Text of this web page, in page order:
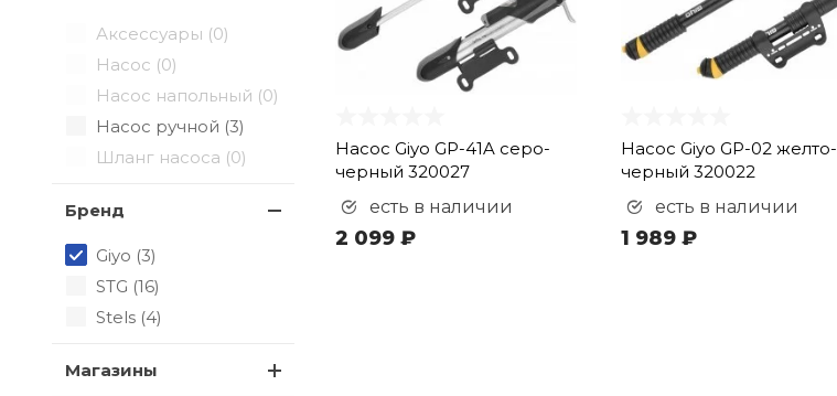
Аксессуары (0)
Насос (0)
Насос напольный (0)
Насос ручной (3)
Шланг насоса (0)
Бренд
Giyo (3)
STG (16)
Stels (4)
Магазины
Насос Giyo GP-41A серо-
черный 320027
есть в наличии
2 099 ₽
Насос Giyo GP-02 желто-
черный 320022
есть в наличии
1 989 ₽